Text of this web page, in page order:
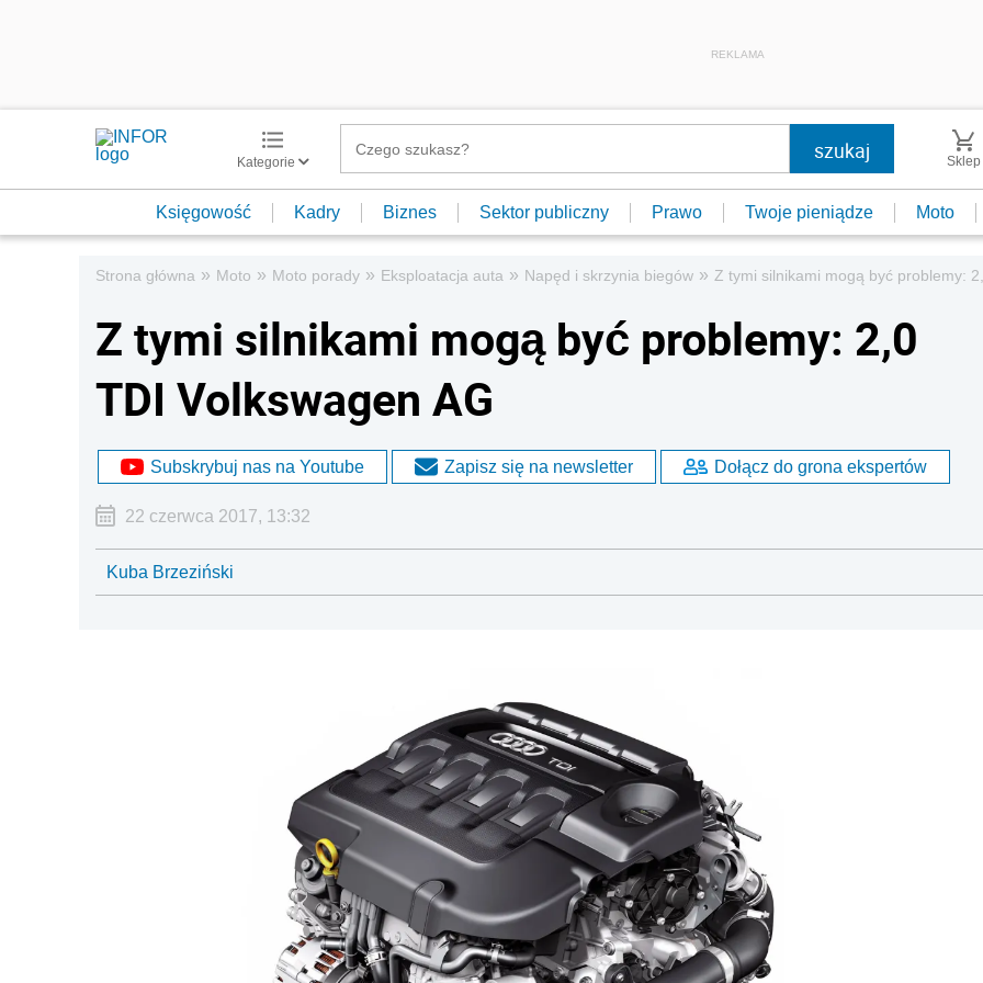
REKLAMA
Kategorie Sklep
Księgowość Kadry Biznes Sektor publiczny Prawo Twoje pieniądze Moto
Strona główna » Moto » Moto porady » Eksploatacja auta » Napęd i skrzynia biegów » Z tymi silnikami mogą być problemy:
Z tymi silnikami mogą być problemy: 2,0
TDI Volkswagen AG
Subskrybuj nas na Youtube Zapisz się na newsletter Dołącz do grona ekspertów
22 czerwca 2017, 13:32
Kuba Brzeziński